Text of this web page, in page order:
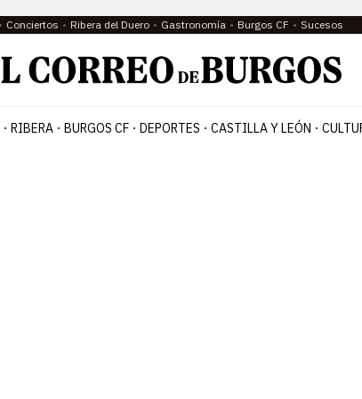
Conciertos Ribera del Duero Gastronomía Burgos CF Sucesos
RIBERA BURGOS CF DEPORTES CASTILLA Y LEÓN